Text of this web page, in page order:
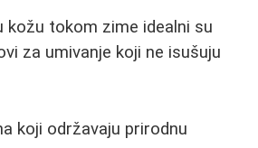
kožu tokom zime idealni su
za umivanje koji ne isušuju
koji održavaju prirodnu